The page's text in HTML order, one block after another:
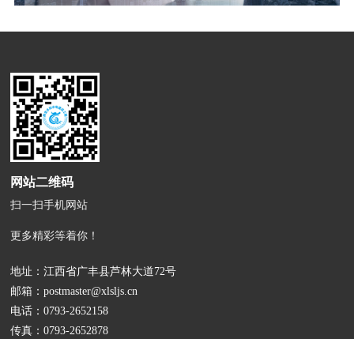
网站二维码
扫一扫手机网站
更多精彩等着你！
地址：江西省广丰县芦林大道72号
邮箱：postmaster@xlsljs.cn
电话：0793-2652158
传真：0793-2652878